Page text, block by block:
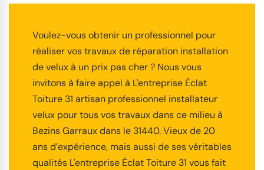
Voulez-vous obtenir un professionnel pour
réaliser vos travaux de réparation installation
de velux à un prix pas cher ? Nous vous
invitons à faire appel à L'entreprise Éclat
Toiture 31 artisan professionnel installateur
velux pour tous vos travaux dans ce milieu à
Bezins Garraux dans le 31440. Vieux de 20
ans d’expérience, mais aussi de ses véritables
qualités L'entreprise Éclat Toiture 31 vous fait